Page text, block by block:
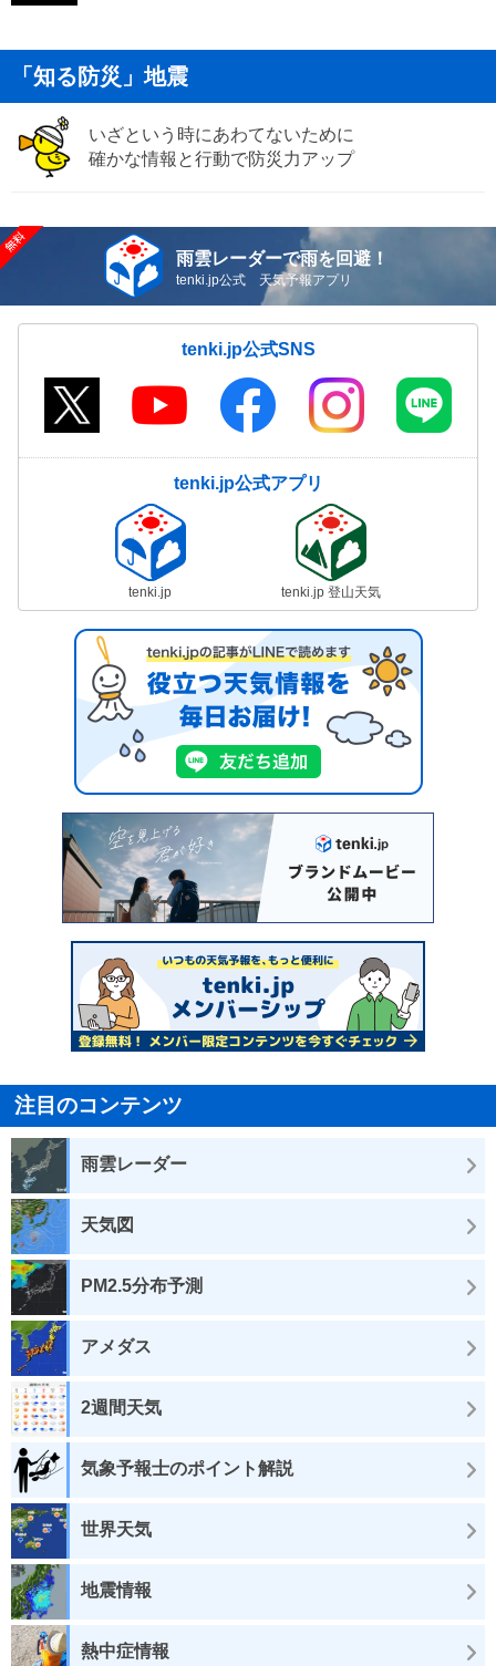
「知る防災」地震
いざという時にあわてないために
確かな情報と行動で防災力アップ
雨雲レーダーで雨を回避！
tenki.jp公式 天気予報アプリ
tenki.jp公式SNS
tenki.jp公式アプリ
tenki.jp tenki.jp 登山天気
注目のコンテンツ
雨雲レーダー
天気図
PM2.5分布予測
アメダス
2週間天気
気象予報士のポイント解説
世界天気
地震情報
熱中症情報